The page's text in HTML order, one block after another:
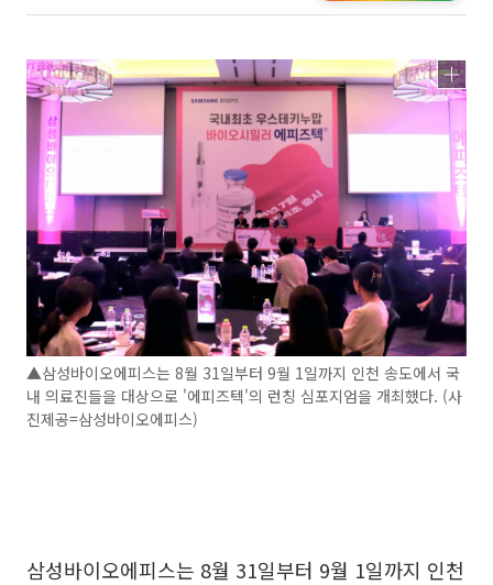
▲삼성바이오에피스는 8월 31일부터 9월 1일까지 인천 송도에서 국
내 의료진들을 대상으로 '에피즈텍'의 런칭 심포지엄을 개최했다. (사
진제공=삼성바이오에피스)
삼성바이오에피스는 8월 31일부터 9월 1일까지 인천